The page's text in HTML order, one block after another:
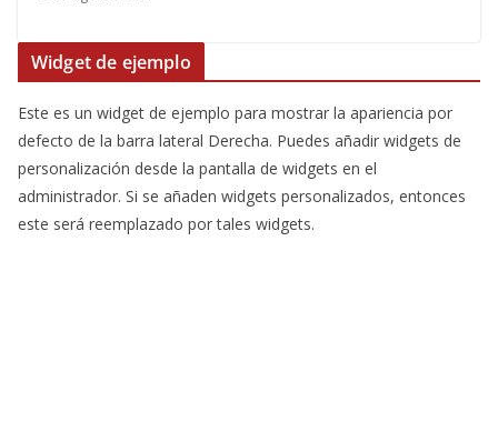
Widget de ejemplo
Este es un widget de ejemplo para mostrar la apariencia por
defecto de la barra lateral Derecha. Puedes añadir widgets de
personalización desde la pantalla de widgets en el
administrador. Si se añaden widgets personalizados, entonces
este será reemplazado por tales widgets.